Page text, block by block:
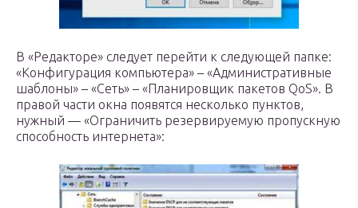
В «Редакторе» следует перейти к следующей папке:
«Конфигурация компьютера» – «Административные
шаблоны» – «Сеть» – «Планировщик пакетов QoS». В
правой части окна появятся несколько пунктов,
нужный — «Ограничить резервируемую пропускную
способность интернета»: